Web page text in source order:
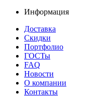
Информация
Доставка
Скидки
Портфолио
ГОСТы
FAQ
Новости
О компании
Контакты